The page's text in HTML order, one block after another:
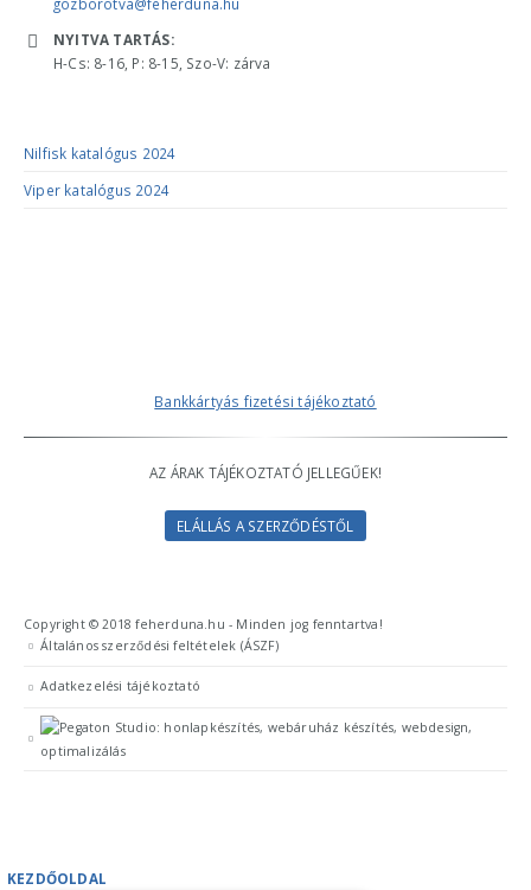
gozborotva@feherduna.hu
NYITVA TARTÁS:
H-Cs: 8-16, P: 8-15, Szo-V: zárva
Nilfisk katalógus 2024
Viper katalógus 2024
Bankkártyás fizetési tájékoztató
AZ ÁRAK TÁJÉKOZTATÓ JELLEGŰEK!
ELÁLLÁS A SZERZŐDÉSTŐL
Copyright © 2018 feherduna.hu - Minden jog fenntartva!
Általános szerződési feltételek (ÁSZF)
Adatkezelési tájékoztató
KEZDŐOLDAL